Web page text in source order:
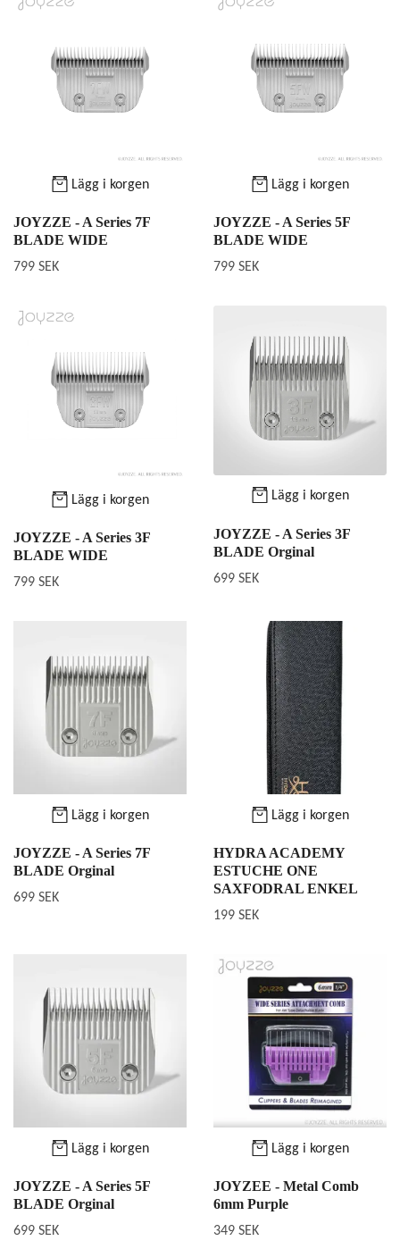
Lägg i korgen
JOYZZE - A Series 7F
BLADE WIDE
799 SEK
Lägg i korgen
JOYZZE - A Series 5F
BLADE WIDE
799 SEK
Lägg i korgen
JOYZZE - A Series 3F
BLADE WIDE
799 SEK
Lägg i korgen
JOYZZE - A Series 3F
BLADE Orginal
699 SEK
Lägg i korgen
JOYZZE - A Series 7F
BLADE Orginal
699 SEK
Lägg i korgen
HYDRA ACADEMY
ESTUCHE ONE
SAXFODRAL ENKEL
199 SEK
Lägg i korgen
JOYZZE - A Series 5F
BLADE Orginal
699 SEK
Lägg i korgen
JOYZEE - Metal Comb
6mm Purple
349 SEK